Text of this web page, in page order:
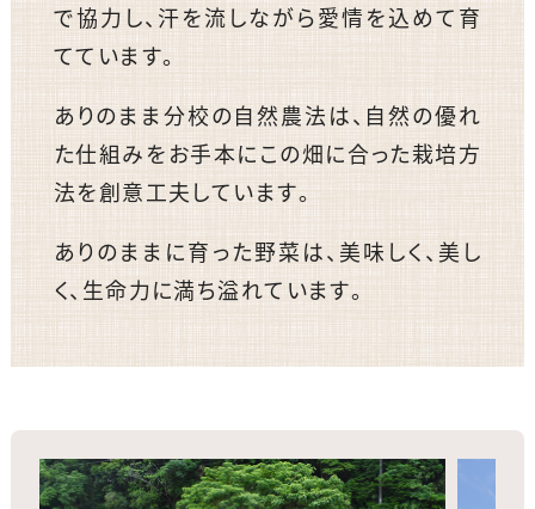
で協力し、汗を流しながら愛情を込めて育
てています。
ありのまま分校の自然農法は、自然の優れ
た仕組みをお手本にこの畑に合った栽培方
法を創意工夫しています。
ありのままに育った野菜は、美味しく、美し
く、生命力に満ち溢れています。